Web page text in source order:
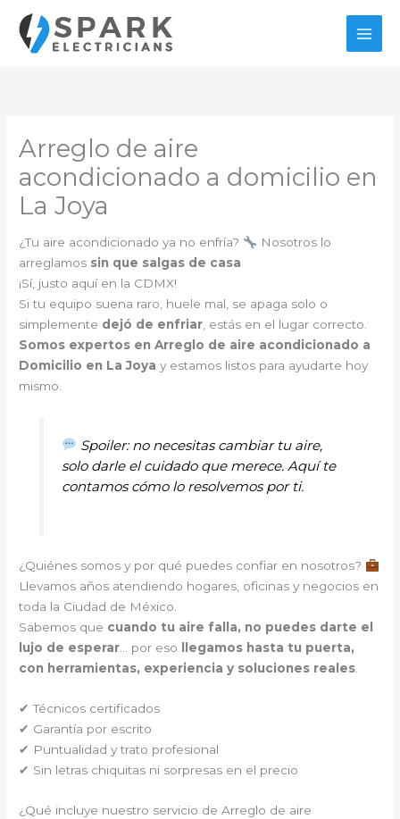
contenido
Arreglo de aire
acondicionado a domicilio en
La Joya
¿Tu aire acondicionado ya no enfría?
Nosotros lo
arreglamos sin que salgas de casa
¡Sí, justo aquí en la CDMX!
Si tu equipo suena raro, huele mal, se apaga solo o
simplemente dejó de enfriar, estás en el lugar correcto.
Somos expertos en Arreglo de aire acondicionado a
Domicilio en La Joya y estamos listos para ayudarte hoy
mismo.
Spoiler: no necesitas cambiar tu aire,
solo darle el cuidado que merece. Aquí te
contamos cómo lo resolvemos por ti.
¿Quiénes somos y por qué puedes confiar en nosotros?
Llevamos años atendiendo hogares, oficinas y negocios en
toda la Ciudad de México.
Sabemos que cuando tu aire falla, no puedes darte el
lujo de esperar… por eso
llegamos hasta tu puerta,
con herramientas, experiencia y soluciones reales.
✔ Técnicos certificados
✔ Garantía por escrito
✔ Puntualidad y trato profesional
✔ Sin letras chiquitas ni sorpresas en el precio
¿Qué incluye nuestro servicio de Arreglo de aire